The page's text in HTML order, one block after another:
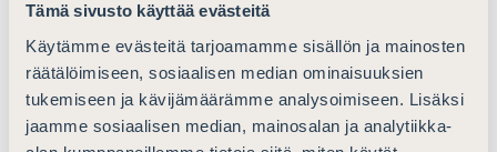
Tämä sivusto käyttää evästeitä
Käytämme evästeitä tarjoamamme sisällön ja mainosten
räätälöimiseen, sosiaalisen median ominaisuuksien
tukemiseen ja kävijämäärämme analysoimiseen. Lisäksi
jaamme sosiaalisen median, mainosalan ja analytiikka-